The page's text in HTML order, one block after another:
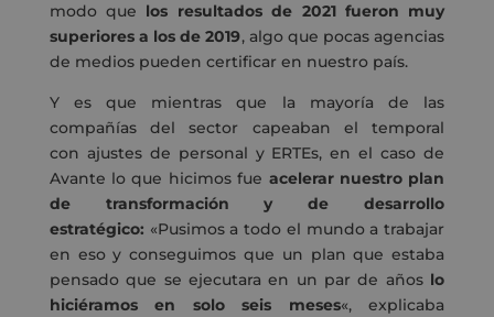
modo que los resultados de 2021 fueron muy
superiores a los de 2019, algo que pocas agencias
de medios pueden certificar en nuestro país.
Y es que mientras que la mayoría de las
compañías del sector capeaban el temporal
con ajustes de personal y ERTEs, en el caso de
Avante lo que hicimos fue acelerar nuestro plan
de transformación y de desarrollo
estratégico: «Pusimos a todo el mundo a trabajar
en eso y conseguimos que un plan que estaba
pensado que se ejecutara en un par de años lo
hiciéramos en solo seis meses«, explicaba